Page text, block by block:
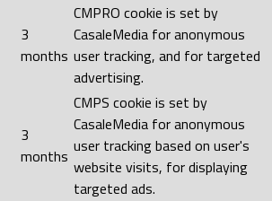
3
months
CMPRO cookie is set by
CasaleMedia for anonymous
user tracking, and for targeted
advertising.
3
months
CMPS cookie is set by
CasaleMedia for anonymous
user tracking based on user's
website visits, for displaying
targeted ads.